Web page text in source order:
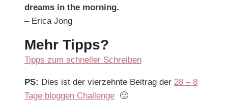
dreams in the morning.
– Erica Jong
Mehr Tipps?
Tipps zum schneller Schreiben
PS: Dies ist der vierzehnte Beitrag der 28 – 8
Tage bloggen Challenge 🙂